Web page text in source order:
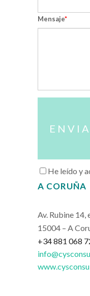
Mensaje
He leído y
A CORUÑA
Av. Rubine 14,
15004 – A
+34 881 068